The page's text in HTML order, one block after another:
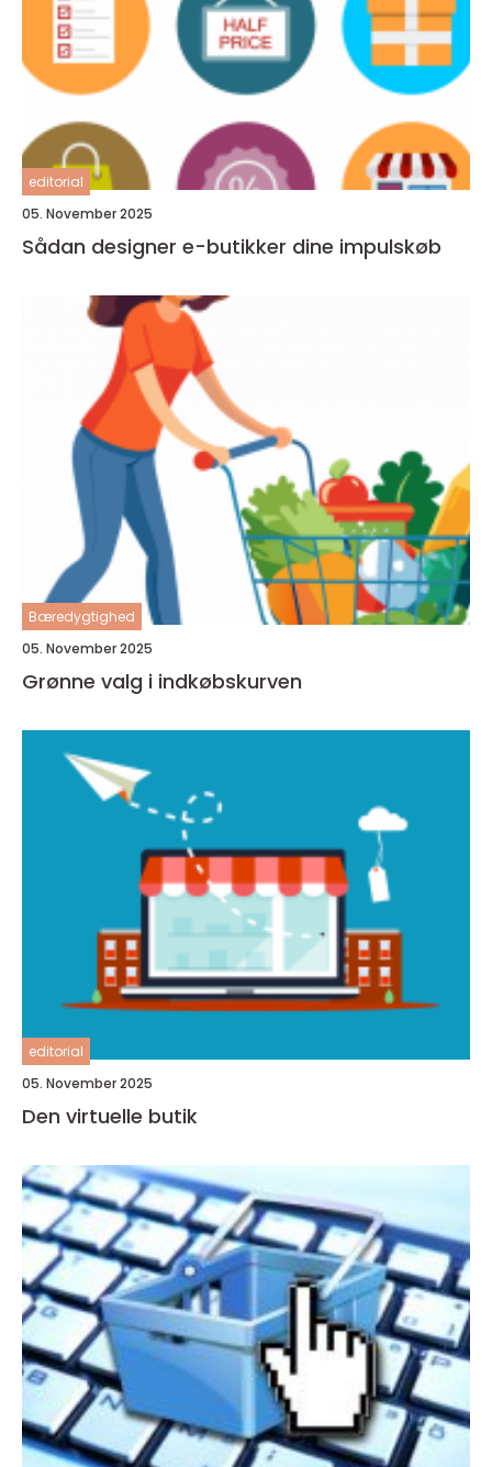
editorial
05. November 2025
Sådan designer e-butikker dine impulskøb
Bæredygtighed
05. November 2025
Grønne valg i indkøbskurven
editorial
05. November 2025
Den virtuelle butik